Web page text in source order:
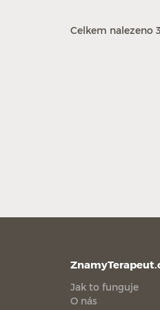
Celkem nalezeno
Jak to funguje
O nás